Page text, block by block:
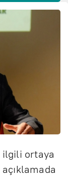
ilgili ortaya